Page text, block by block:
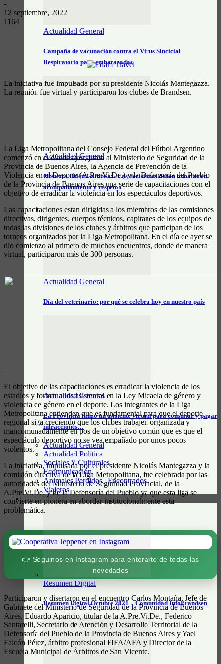
Actualidad General
Campaña de vacunación contra el Virus Sincicial
Respiratorio para embarazadas
Actualidad General
Obstetra Belén Gamboa: «Las decisiones deben tomarse en
acompañamiento y respeto»
Actualidad General
Día del veterinario: por qué se celebra hoy en nuestro país
Actualidad General
La Provincia lanzó un asistente virtual para consultar y pagar
infracciones…
Actualidad General
Actualidad Política
Sociales Y Culturales
Ecomunicación
Animales Perdidos | Encontrados
Viajeros
RESUMEN DIGITAL
Resumen Digital
Resumen Digital Octubre 2021 – Comunidad InfoBrandsen
-
12 septiembre, 2022
1164
La iniciativa fue impulsada por su presidente Nicolás Mantegazza.
La reunión fue virtual y participaron los clubes de Brandsen.
La Liga Metropolitana del Consejo Federal del Fútbol Argentino
comenzó en el día de ayer, junto al Ministerio de Seguridad de la
Provincia de Buenos Aires, la Agencia de Prevención de la
Violencia en el Deporte (A.Pre.Vi.De.) y la Defensoría del Pueblo
de la Provincia de Buenos Aires una serie de capacitaciones con el
objetivo de erradicar la violencia en los espectáculos deportivos.
Las capacitaciones están dirigidas a los miembros de las comisiones
directivas, dirigentes, cuerpos técnicos, capitanes de los equipos de
todas las divisiones de los clubes y árbitros que participan de los
torneos organizados por la Liga Metropolitana. En el día de ayer se
dio comienzo al primero de muchos encuentros, donde de manera
virtual, participaron más de 300 personas.
El objetivo de las capacitaciones es erradicar la violencia de los
estadios y formar a los asistentes en la Ley Micaela de género y
violencia de género en el deporte. Los integrantes de la Liga
Metropolitana entienden que es fundamental para que el deporte
regional siga creciendo que los clubes trabajen organizada y
mancomunadamente en pos de un objetivo común que es que el
espectáculo deportivo no se vea empañado por unos pocos
violentos.
La iniciativa, impulsada por el presidente Nicolás Mantegazza y la
comisión directiva de la Liga Metropolitana, fue celebrada por las
autoridades del Ministerio de Seguridad Provincial, de la
A.Pre.Vi.De. y de la Defensoría del Pueblo ya que esta liga se
convierte en pionera en abordar institucionalmente esta
problemática.
👉 Seguinos en Instagram para enterarte de todas las
novedades
Participaron y disertaron en el encuentro Carlos Montaña, Jefe de
Gabinete del Ministerio de Seguridad de la Provincia de Buenos
Aires, Eduardo Aparicio, titular de la A.Pre.Vi.De., Federico
Santarelli, Secretario de Atención y Desarrollo Territorial de la
Defensoría del Pueblo de la Provincia de Buenos Aires y Yael
Falcón Pérez, árbitro profesional FIFA/AFA y Director de la
Escuela Municipal de Árbitros de San Vicente.